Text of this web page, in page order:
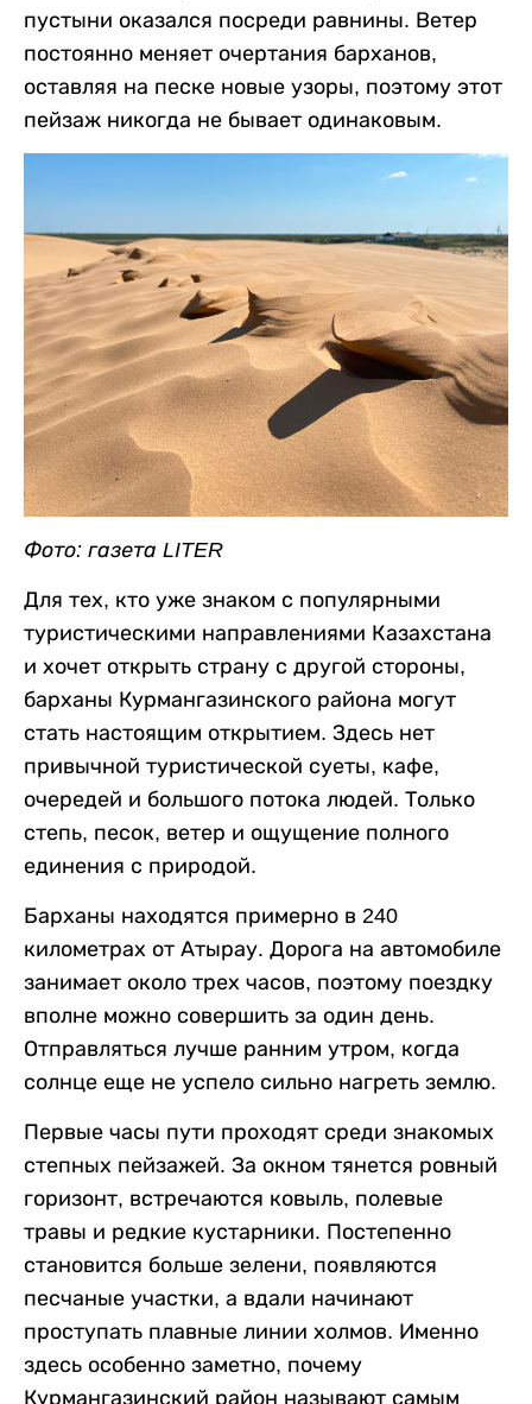
пустыни оказался посреди равнины. Ветер
постоянно меняет очертания барханов,
оставляя на песке новые узоры, поэтому этот
пейзаж никогда не бывает одинаковым.
Фото: газета LITER
Для тех, кто уже знаком с популярными
туристическими направлениями Казахстана
и хочет открыть страну с другой стороны,
барханы Курмангазинского района могут
стать настоящим открытием. Здесь нет
привычной туристической суеты, кафе,
очередей и большого потока людей. Только
степь, песок, ветер и ощущение полного
единения с природой.
Барханы находятся примерно в 240
километрах от Атырау. Дорога на автомобиле
занимает около трех часов, поэтому поездку
вполне можно совершить за один день.
Отправляться лучше ранним утром, когда
солнце еще не успело сильно нагреть землю.
Первые часы пути проходят среди знакомых
степных пейзажей. За окном тянется ровный
горизонт, встречаются ковыль, полевые
травы и редкие кустарники. Постепенно
становится больше зелени, появляются
песчаные участки, а вдали начинают
проступать плавные линии холмов. Именно
здесь особенно заметно, почему
Курмангазинский район называют самым